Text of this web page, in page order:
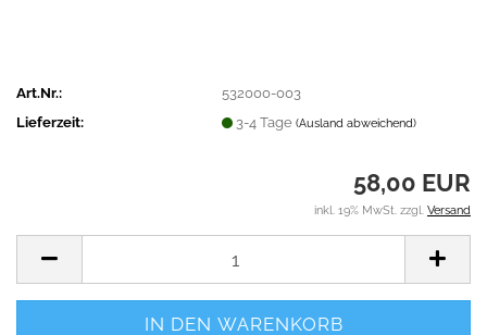
Art.Nr.:
532000-003
Lieferzeit:
3-4 Tage(Ausland abweichend)
58,00 EUR
inkl. 19% MwSt. zzgl. Versand